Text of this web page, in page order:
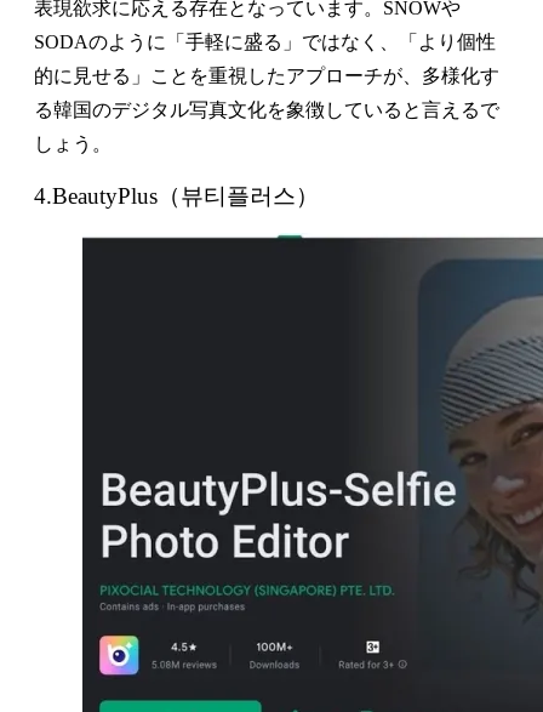
表現欲求に応える存在となっています。SNOWや
SODAのように「手軽に盛る」ではなく、「より個性
的に見せる」ことを重視したアプローチが、多様化す
る韓国のデジタル写真文化を象徴していると言えるで
しょう。
4.BeautyPlus（뷰티플러스）